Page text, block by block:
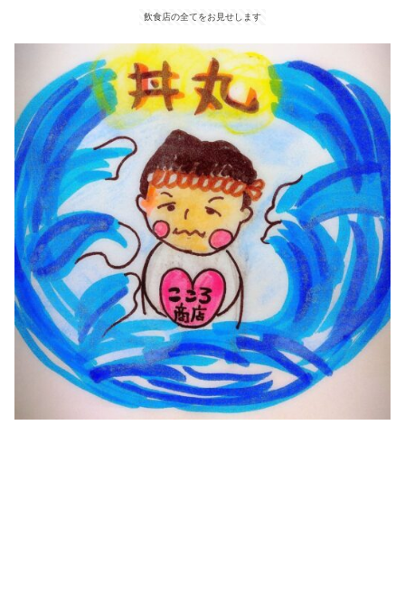
飲食店の全てをお見せします